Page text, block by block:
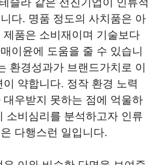
슬라 같은 선진기업이 인류적
다. 명품 정도의 사치품은 아
품은 소비재이며 기술보다
이윤에 도움을 줄 수 있습니
환경성과가 브랜드가치로 이
약합니다. 정작 환경 노력
우받지 못하는 점에 억울하
소비심리를 분석하고자 인류
다행스런 일입니다.